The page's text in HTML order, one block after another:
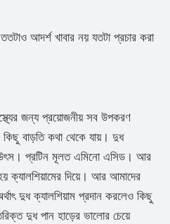
আদর্শ খাবার নয় যতটা প্রচার করা
জন্য প্রয়োজনীয় সব উপকরণ
বাড়তি কথা থেকে যায়। দুধ
উৎস। প্রটিন মূলত এমিনো এসিড। আর
দিয়ে। আর আমাদের
দুধ ক্যালশিয়াম প্রদান করলেও কিছু
দুধ পান হাড়ের ভালোর চেয়ে